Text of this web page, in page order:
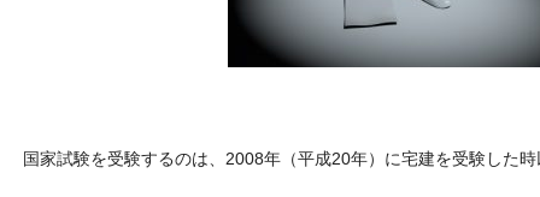
国家試験を受験するのは、2008年（平成20年）に宅建を受験した